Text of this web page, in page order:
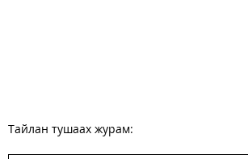
Тайлан тушаах журам: